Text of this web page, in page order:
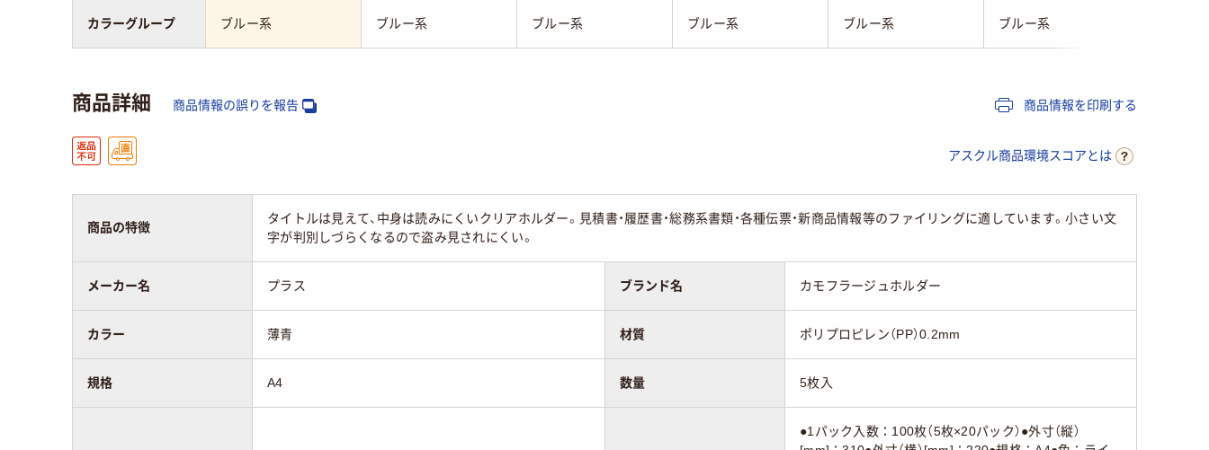
ブルー系 ブルー系 ブルー系 ブルー系 ブルー系 ブルー系
カラーグループ
商品詳細 商品情報の誤りを報告 商品情報を印刷する
アスクル商品環境スコアとは
商品の特徴
タイトルは見えて、中身は読みにくいクリアホルダー。見積書・履歴書・総務系書類・各種伝票・新商品情報等のファイリングに適しています。小さい文
字が判別しづらくなるので盗み見されにくい。
メーカー名 プラス ブランド名 カモフラージュホルダー
カラー 薄青 材質 ポリプロピレン（PP）0.2mm
規格 A4 数量 5枚入
●1パック入数：100枚（5枚×20パック）●外寸（縦）